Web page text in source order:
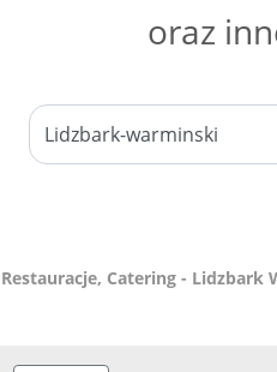
oraz
Restauracje, Catering - Lidzbark